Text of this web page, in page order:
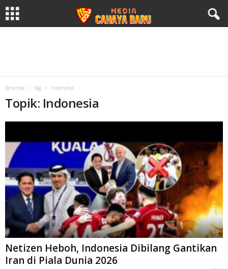
Beranda tag Indonesia
Topik: Indonesia
Netizen Heboh, Indonesia Dibilang Gantikan
Iran di Piala Dunia 2026